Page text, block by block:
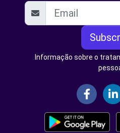
Informação sobre o